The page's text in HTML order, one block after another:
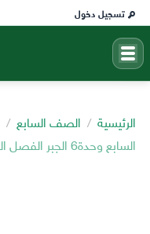
تسجيل دخول
الرئيسية الصف السابع
السابع وحدة6 الجبر الفصل الثاني